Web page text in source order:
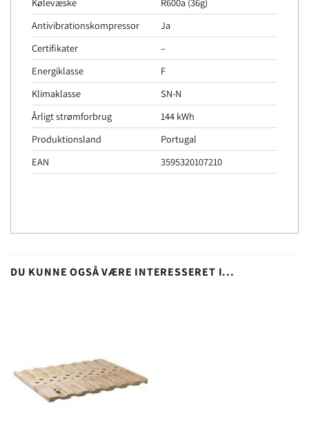
Antivibrationskompressor
Ja
Certifikater
–
Energiklasse
F
Klimaklasse
SN-N
Årligt strømforbrug
144 kWh
Produktionsland
Portugal
EAN
3595320107210
DU KUNNE OGSÅ VÆRE INTERESSERET I...